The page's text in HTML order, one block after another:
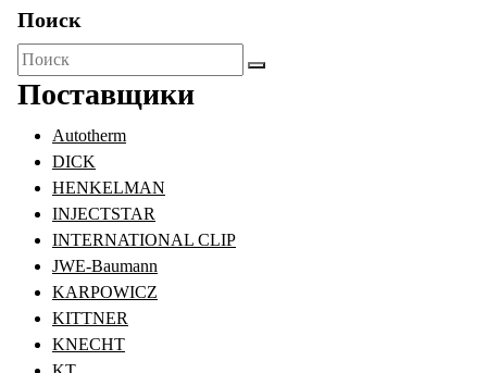
Поиск
Поиск
для:
Поставщики
Autotherm
DICK
HENKELMAN
INJECTSTAR
INTERNATIONAL CLIP
JWE-Baumann
KARPOWICZ
KITTNER
KNECHT